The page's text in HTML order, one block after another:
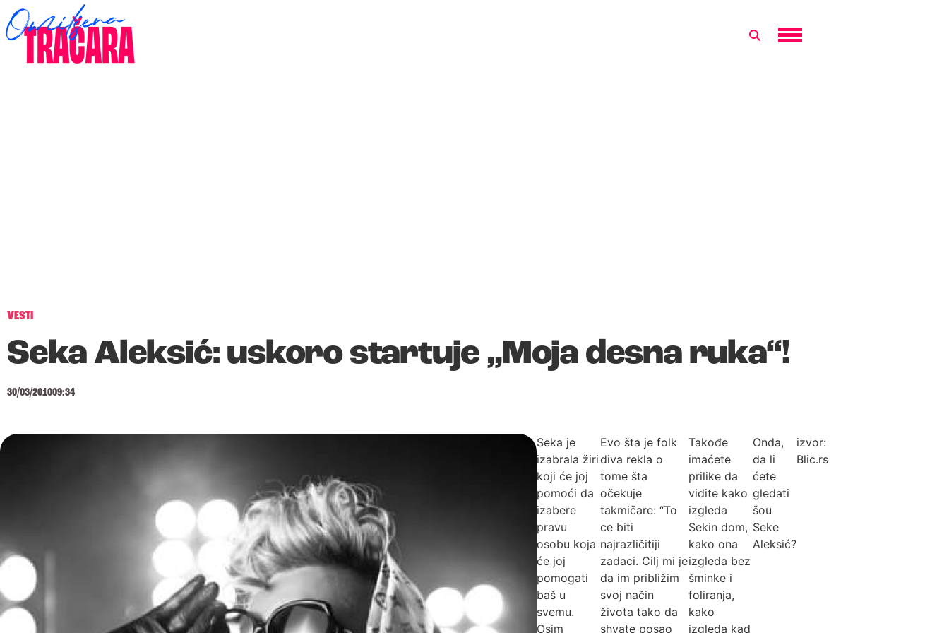
VESTI
Seka Aleksić: uskoro startuje „Moja desna ruka“!
30/03/201009:34
Seka je
izabrala žiri
koji će joj
pomoći da
izabere
pravu
osobu koja
će joj
pomogati
baš u
svemu.
Osim
Evo šta je folk
diva rekla o
tome šta
očekuje
takmičare: “To
ce biti
najrazličitiji
zadaci. Cilj mi je
da im približim
svoj način
života tako da
shvate posao
Takođe
imaćete
prilike da
vidite kako
izgleda
Sekin dom,
kako ona
izgleda bez
šminke i
foliranja,
kako
izgleda kad
Onda,
da li
ćete
gledati
šou
Seke
Aleksić?
izvor:
Blic.rs